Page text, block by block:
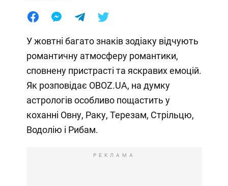
У жовтні багато знаків зодіаку відчують
романтичну атмосферу романтики,
сповнену пристрасті та яскравих емоцій.
Як розповідає OBOZ.UA, на думку
астрологів особливо пощастить у
коханні Овну, Раку, Терезам, Стрільцю,
Водолію і Рибам.
РЕКЛАМА